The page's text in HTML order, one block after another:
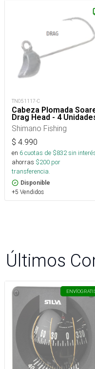
TN051117-C
Cabeza Plomada
Drag Head - 4
Shimano Fishing
$ 4.990
en 6cuotas de $832sin
ahorras $200 por
transferencia.
Disponible
+5 Vendidos
Últimos
ENVÍO